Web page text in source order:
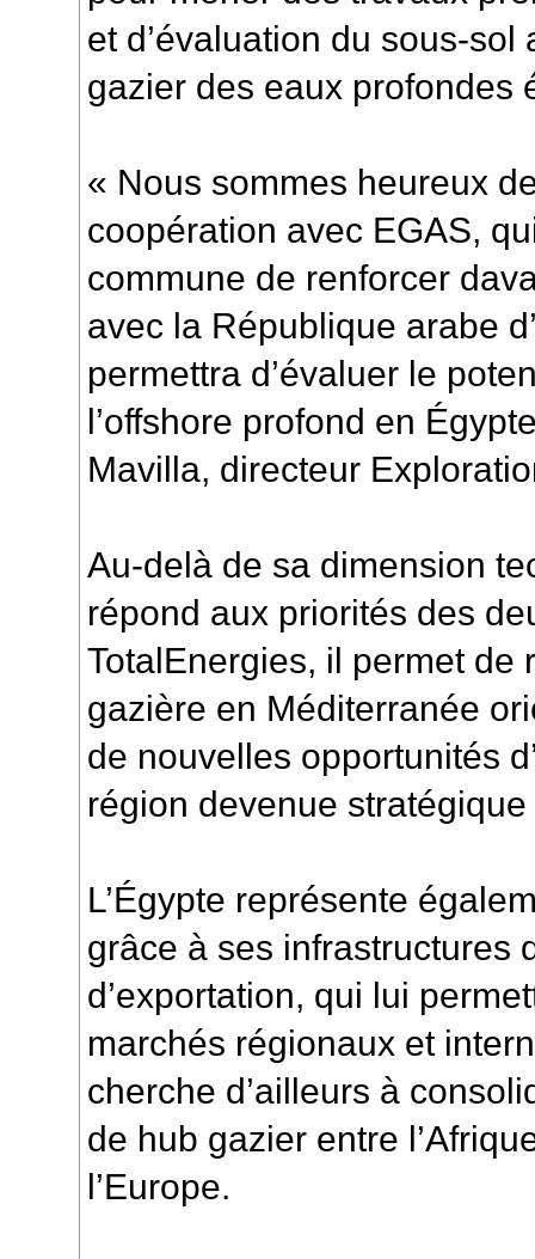
et d’évaluation du sous-sol
gazier des eaux profondes
« Nous sommes heureux
coopération avec EGAS,
commune de renforcer
avec la République arabe
permettra d’évaluer le
l’offshore profond en
Mavilla, directeur
Au-delà de sa dimension
répond aux priorités des
TotalEnergies, il permet de
gazière en Méditerranée
de nouvelles opportunités
région devenue
L’Égypte représente
grâce à ses infrastructures
d’exportation, qui lui
marchés régionaux et
cherche d’ailleurs à
de hub gazier entre
l’Europe.